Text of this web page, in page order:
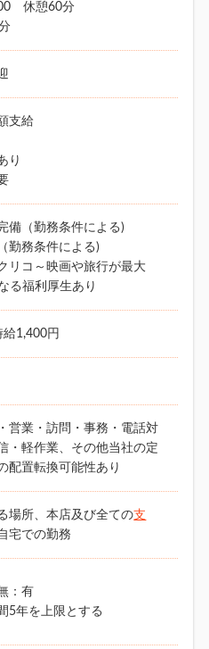
休憩60分
支給
り
備（勤務条件による)
勤務条件による)
リコ～映画や旅行が最大
る福利厚生あり
1,400円
営業・訪問・事務・電話対
・軽作業、その他当社の定
配置転換可能性あり
場所、本店及び全ての支
宅での勤務
：有
5年を上限とする